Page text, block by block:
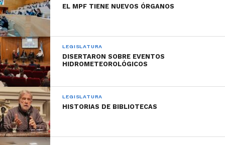
EL MPF TIENE NUEVOS ÓRGANOS
LEGISLATURA
DISERTARON SOBRE EVENTOS
HIDROMETEOROLÓGICOS
LEGISLATURA
HISTORIAS DE BIBLIOTECAS